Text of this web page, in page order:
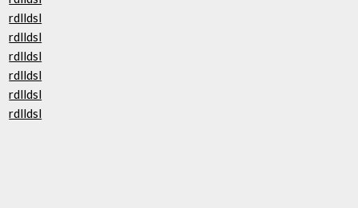
rdlldsl
rdlldsl
rdlldsl
rdlldsl
rdlldsl
rdlldsl